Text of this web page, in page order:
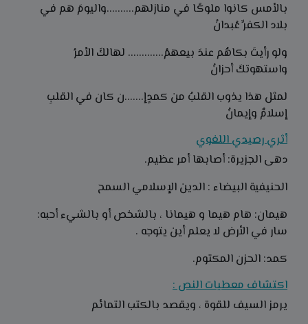
بالأمس كانوا ملوكًا في منازلهم..........واليومَ هم في
بلاد الكفرِّ عُبدانُ
ولو رأيتَ بكاهُم عندَ بيعهمُ............. لهالكَ الأمرُ
واستهوتكَ أحزانُ
لمثل هذا يذوب القلبُ من كمدٍإ.......ن كان في القلبِ
إسلامٌ وإيمانُ
أثري رصيدي اللغوي
دهى الجزيرة: أصابها أمر عظيم.
الحنيفية البيضاء : الدين الإسلامي السمح
هيمان: هام هيما و هيمانا ، بالشخص أو بالشيء أحبه:
سار في الأرض لا يعلم أين يتوجه .
كمد: الحزن المكتوم.
اكتشاف معطيات النص :
يرمز السيف للقوة ، ويقصد بالكتب التمائم